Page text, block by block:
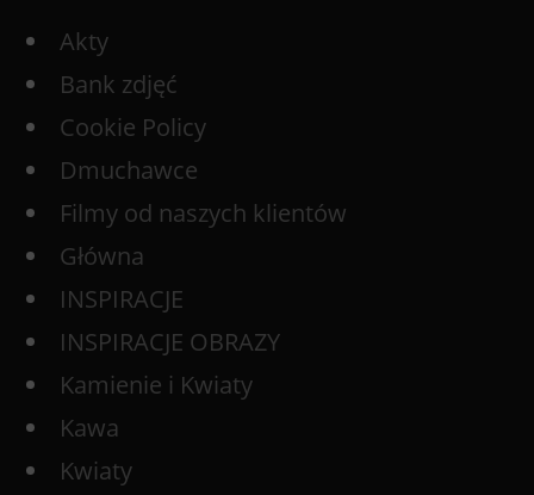
Akty
Bank zdjęć
Cookie Policy
Dmuchawce
Filmy od naszych klientów
Główna
INSPIRACJE
INSPIRACJE OBRAZY
Kamienie i Kwiaty
Kawa
Kwiaty